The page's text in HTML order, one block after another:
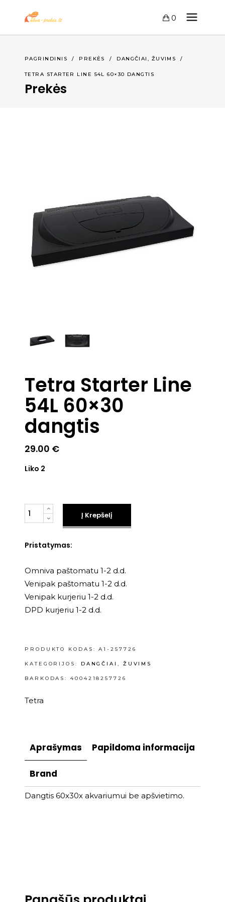
0
PAGRINDINIS / PREKĖS / DANGČIAI , ŽUVIMS /
TETRA STARTER LINE 54L 60×30 DANGTIS
Prekės
Tetra Starter Line
54L 60×30
dangtis
29.00 €
Liko 2
Kiekis
Į Krepšelį
Pristatymas:
Omniva paštomatu 1-2 d.d.
Venipak paštomatu 1-2 d.d.
Venipak kurjeriu 1-2 d.d.
DPD kurjeriu 1-2 d.d.
PRODUKTO KODAS:A1-257726
KATEGORIJOS: DANGČIAI , ŽUVIMS
BARKODAS: 4004218257726
Tetra
Aprašymas Papildoma informacija
Brand
Dangtis 60x30x akvariumui be apšvietimo.